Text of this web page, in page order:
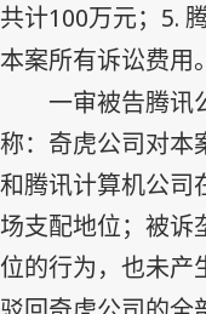
共计100万元； 5.
本案所有诉讼费用。
一审被告腾讯
称：奇虎公司对本
和腾讯计算机公司
场支配地位；被诉
位的行为，也未产